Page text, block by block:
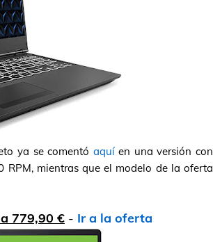
ya se comentó aquíen una versión con
RPM, mientras que el modelo de la oferta
779,90 € - Ir a la oferta